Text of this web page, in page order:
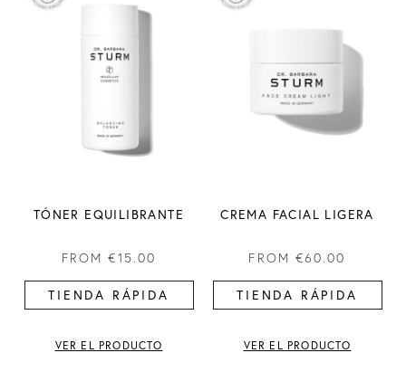
TÓNER EQUILIBRANTE
FROM €15.00
TIENDA RÁPIDA
VER EL PRODUCTO
CREMA FACIAL LIGERA
FROM €60.00
TIENDA RÁPIDA
VER EL PRODUCTO